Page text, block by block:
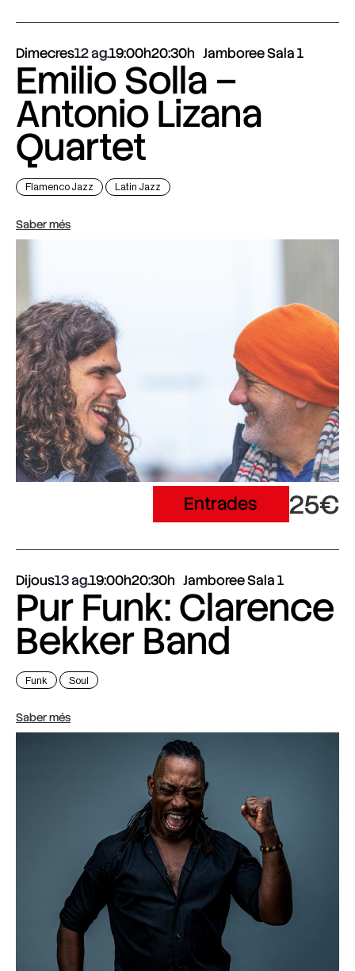
Dimecres12 ag.19:00h20:30h Jamboree Sala 1
Emilio Solla –
Antonio Lizana
Quartet
Flamenco Jazz Latin Jazz
Saber més
Entrades 25€
Dijous13 ag.19:00h20:30h Jamboree Sala 1
Pur Funk: Clarence
Bekker Band
Funk Soul
Saber més